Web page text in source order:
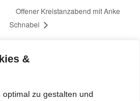
&
zu gestalten und
Offener Kreistanzabend mit Anke
Schnabel